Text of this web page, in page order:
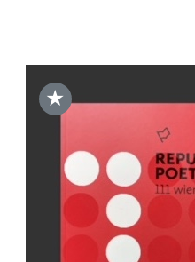
★
DODAJ DO KOSZYKA